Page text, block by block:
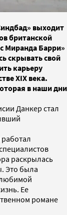
выходит
британской
Миранда Барри»
скрывать свой
карьеру
ХIX века.
в наши дни
Данкер стал
раскрылась
Это была
Ее
романе